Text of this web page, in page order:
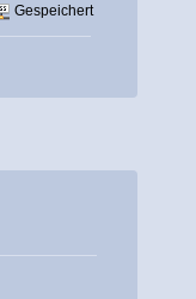
Gespeichert